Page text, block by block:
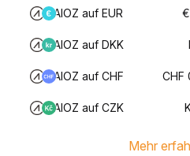
AIOZ auf EUR
AIOZ auf DKK
AIOZ auf CHF CHF
AIOZ auf CZK
Mehr